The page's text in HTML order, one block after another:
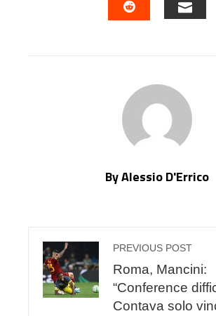
By Alessio D'Errico
PREVIOUS POST
Roma, Mancini:
“Conference
Contava solo